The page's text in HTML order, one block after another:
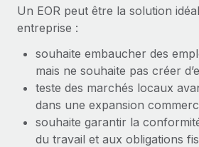
conformité
Mobilité et déménagement
Organisez facilement le
employés
Avantages sociaux
Gérez facilement les avantages
Mises à jour des produits de
Intégrations Gusto et Xero et
freelances Plus
Remote a toujours pour mission
toute taille à embaucher, gérer et
Un EOR peut être la solution
entreprise :
souhaite embaucher des
mais ne souhaite pas créer
teste des marchés locaux
dans une expansion
souhaite garantir la
du travail et aux obligations